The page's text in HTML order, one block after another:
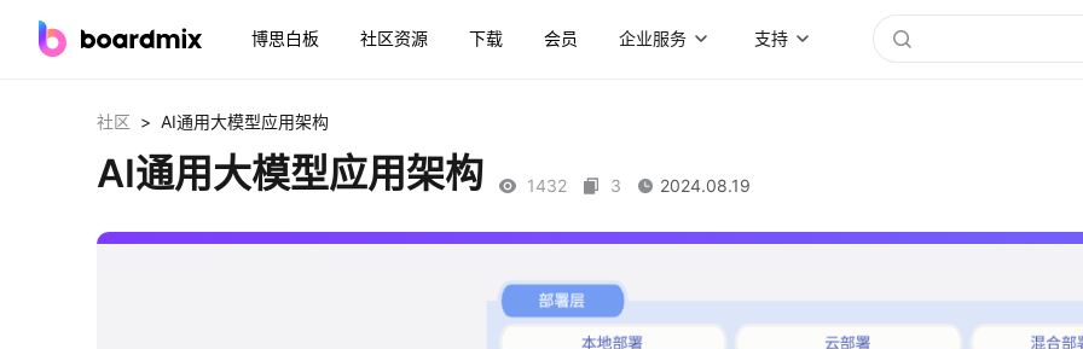
博思白板 社区资源 下载 会员 企业服务 支持
社区 > AI通用大模型应用架构
AI通用大模型应用架构 1432 3 2024.08.19